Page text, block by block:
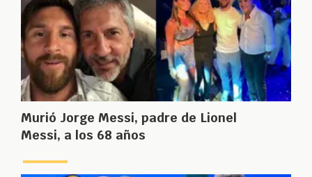
Murió Jorge Messi, padre de Lionel
Messi, a los 68 años